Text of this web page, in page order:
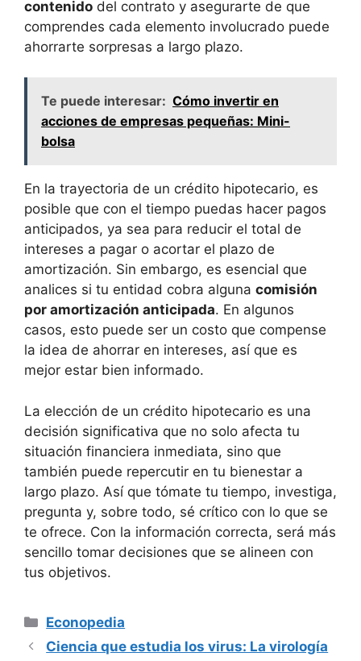
contenido del contrato ‍y asegurarte de que
comprendes cada ⁣elemento involucrado puede
⁣ahorrarte sorpresas a largo plazo.
Te puede interesar: Cómo invertir en
acciones de empresas pequeñas: Mini-
bolsa
En la trayectoria de un crédito hipotecario, es
posible que con el tiempo puedas hacer pagos
anticipados, ya sea para reducir el total de
intereses a pagar o acortar el plazo de
amortización. Sin embargo, es esencial que
analices si tu entidad cobra alguna comisión
por amortización ⁢anticipada. En algunos
casos, ‌esto puede⁣ ser ⁤un costo que compense
la idea de ahorrar en intereses, así que es
mejor estar bien informado.
La elección de un crédito hipotecario es una
decisión significativa que no solo afecta⁣ tu
situación financiera inmediata, sino que
también puede repercutir en tu bienestar a
largo plazo. Así que tómate tu tiempo, investiga,
‍pregunta y,‍ sobre todo, sé crítico con⁣ lo que se⁤
te ofrece.​ Con la información correcta, será más
sencillo tomar decisiones que se alineen con
tus‌ objetivos.
Categorías
Econopedia
Ciencia que estudia los virus: La virología